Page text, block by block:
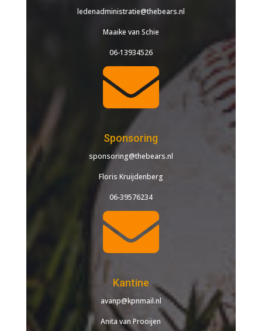
ledenadministratie@thebears.nl
Maaike van Schie
06-13934526

Sponsoring
sponsoring@thebears.nl
Floris Kruijdenberg
06-39576234

Kantine
avanp@kpnmail.nl
Anita van Prooijen